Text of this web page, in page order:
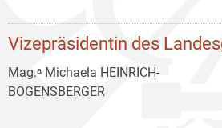
Vizepräsidentin des
Mag.ᵃ Michaela HEINRICH-
BOGENSBERGER